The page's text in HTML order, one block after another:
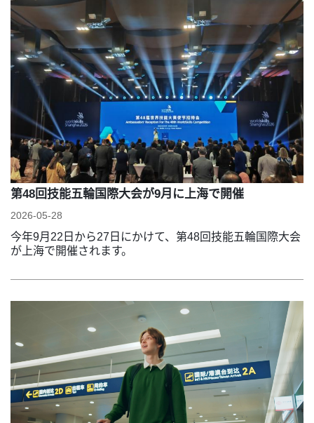
第48回技能五輪国際大会が9月に上海で開催
2026-05-28
今年9月22日から27日にかけて、第48回技能五輪国際大会
が上海で開催されます。